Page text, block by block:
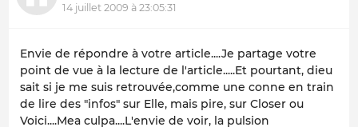
14 juillet 2009 à 23:05:31
Envie de répondre à votre article....Je partage votre
point de vue à la lecture de l'article.....Et pourtant, dieu
sait si je me suis retrouvée,comme une conne en train
de lire des "infos" sur Elle, mais pire, sur Closer ou
Voici....Mea culpa....L'envie de voir, la pulsion